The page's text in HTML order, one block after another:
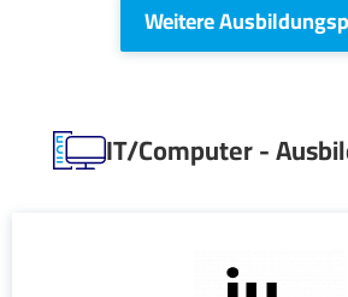
Weitere
IT/Computer -